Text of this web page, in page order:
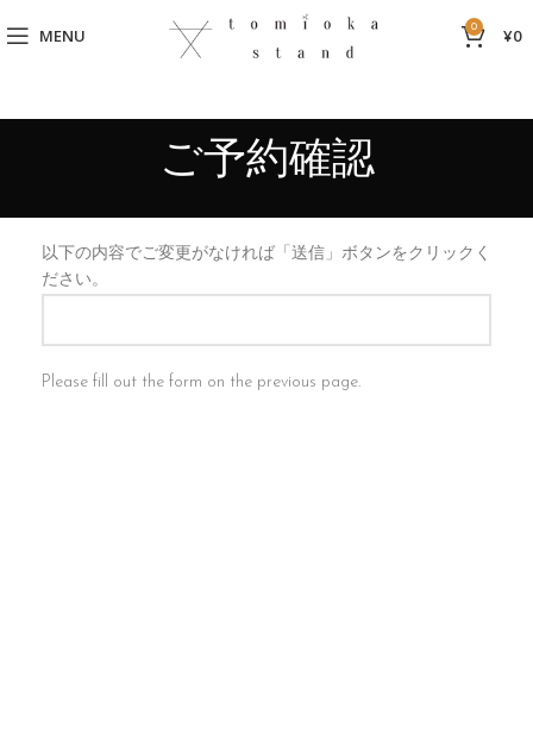
MENU 0 ¥0
ご予約確認
以下の内容でご変更がなければ「送信」ボタンをクリックく
ださい。
Please fill out the form on the previous page.